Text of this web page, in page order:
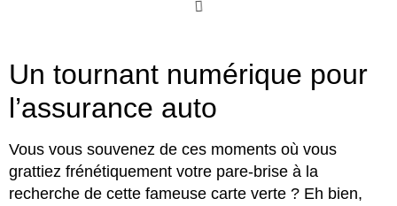
Un tournant numérique pour
l’assurance auto
Vous vous souvenez de ces moments où vous
grattiez frénétiquement votre pare-brise à la
recherche de cette fameuse carte verte ? Eh bien,